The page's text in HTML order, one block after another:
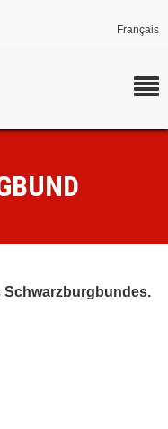
Français
Schwarzburgbundes.